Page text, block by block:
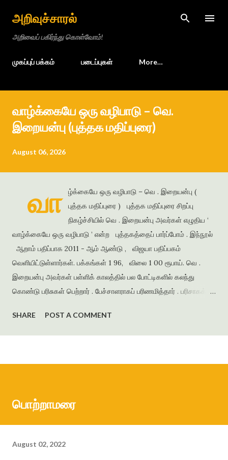
அறிவுச்சாரல்
அறிவைப் பகிர்ந்து கொள்வோம்!
முகப்புப் பக்கம் படைப்புகள் More…
வாழ்க்கையே ஒரு வழிபாடு – வெ.
இறையன்பு (புத்தக மதிப்புரை)
August 06, 2026
வா
ழ்க்கையே ஒரு வழிபாடு – வெ . இறையன்பு (
புத்தக மதிப்புரை ) புத்தக மதிப்புரை சிறப்பு
நிகழ்ச்சியில் வெ . இறையன்பு அவர்கள் எழுதிய ‘
வாழ்க்கையே ஒரு வழிபாடு ’ என்ற புத்தகத்தைப் பார்ப்போம் . இந்நூல்
ஆறாம் பதிப்பாக 2011 - ஆம் ஆண்டு , விஜயா பதிப்பகம்
வெளியிட்டுள்ளார்கள். பக்கங்கள் 1 96, விலை 1 00 ரூபாய். வெ .
இறையன்பு அவர்கள் பள்ளிக் காலத்தில் பல போட்டிகளில் கலந்து
கொண்டு பரிசுகள் பெற்றார் . பேச்சாளராகப் பரிணமித்தார் . பரிசாகக்
காலத்தில் எழுதிய கவிதைகளைத் தொகுத்து ‘ பூபாளத்திற்கொரு
புல்லாங்குழல் ’ என்ற தலைப்பில் கவிதைத் தொகுப்பை வெளியிட்டார் .
கணையாழி , புதிய பார்வை , தமிழன் எக்ஸ்பிரஸ் என்று பல இதழ்களில்
நர்மதா அணை கட்டப்படுவதற்காக கரையோரத்தில் வசித்த மக்கள்
SHARE POST A COMMENT
பொற்றாமரை
August 02, 2022